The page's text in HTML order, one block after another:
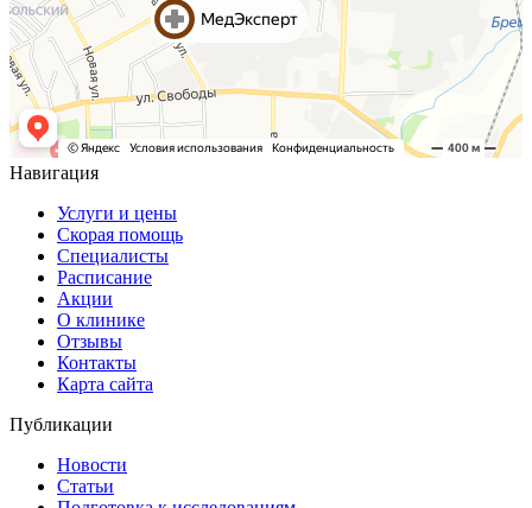
Навигация
Услуги и цены
Скорая помощь
Специалисты
Расписание
Акции
О клинике
Отзывы
Контакты
Карта сайта
Публикации
Новости
Статьи